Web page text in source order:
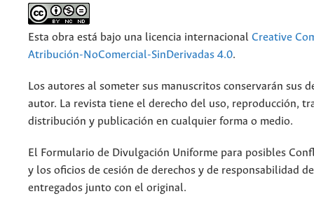
Esta obra está bajo una licencia internacional Creative
Atribución-NoComercial-SinDerivadas 4.0.
Los autores al someter sus manuscritos conservarán sus
autor. La revista tiene el derecho del uso, reproducción,
distribución y publicación en cualquier forma o medio.
El Formulario de Divulgación Uniforme para posibles
y los oficios de cesión de derechos y de responsabilidad
entregados junto con el original.